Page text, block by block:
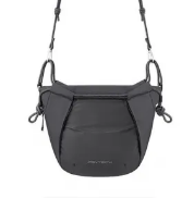
・水中スクーター